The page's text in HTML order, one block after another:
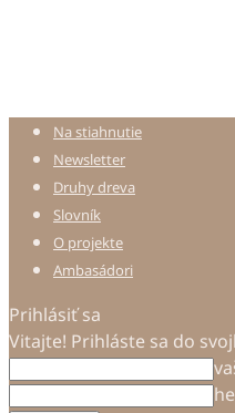
Na stiahnutie
Newsletter
Druhy dreva
Slovník
O projekte
Ambasádori
Prihlásiť sa
Vitajte! Prihláste sa do